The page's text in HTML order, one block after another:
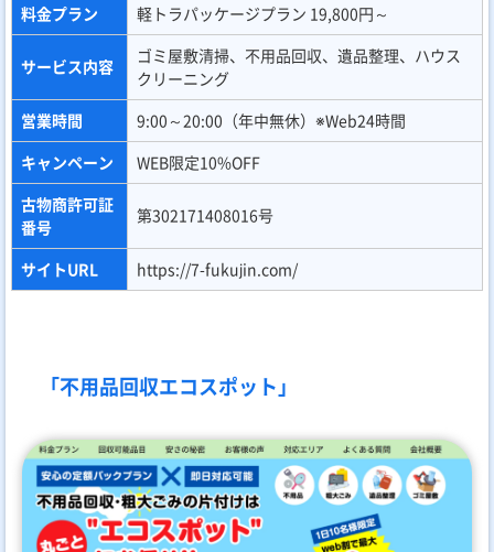
料金プラン 軽トラパッケージプラン 19,800円～
サービス内容
ゴミ屋敷清掃、不用品回収、遺品整理、ハウス
クリーニング
営業時間
9:00～20:00（年中無休）※Web24時間
キャンペーン
WEB限定10%OFF
古物商許可証
番号
第302171408016号
サイトURL https://7-fukujin.com/
「不用品回収エコスポット」